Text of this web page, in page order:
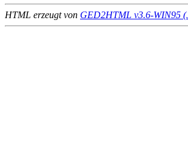
HTML erzeugt von GED2HTML v3.6-WIN95